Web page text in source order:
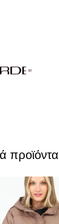
προϊόντα